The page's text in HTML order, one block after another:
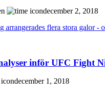
december 2, 2018
arrangerades flera stora galor -
inför UFC Fight
december 1, 2018